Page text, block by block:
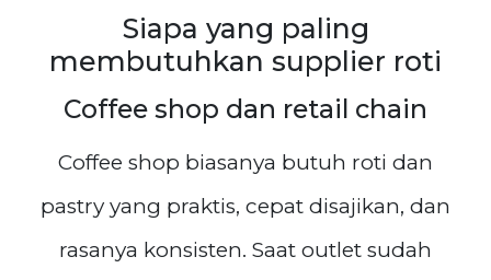
Siapa yang paling
membutuhkan supplier roti
Coffee shop dan retail chain
Coffee shop biasanya butuh roti dan
pastry yang praktis, cepat disajikan, dan
rasanya konsisten. Saat outlet sudah